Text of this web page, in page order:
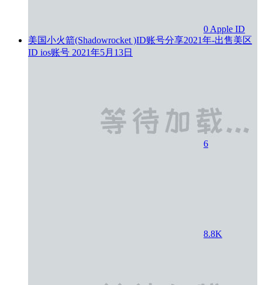
0 Apple ID
美国小火箭(Shadowrocket )ID账号分享2021年-出售美区
ID ios账号 2021年5月13日
6
8.8K